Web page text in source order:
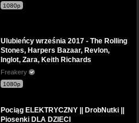
1080p
Ulubieńcy września 2017 - The Rolling
Stones, Harpers Bazaar, Revlon,
Inglot, Zara, Keith Richards
Freakery
1080p
Pociąg ELEKTRYCZNY || DrobNutki ||
Piosenki DLA DZIECI